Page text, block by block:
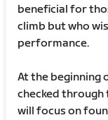
beneficial for
climb but who
performance.
At the beginning
checked through
will focus on